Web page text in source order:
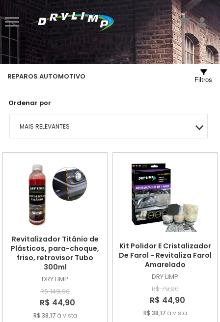
REPAROS AUTOMOTIVO
Ordenar por
MAIS RELEVANTES
MAIS VENDIDOS
MENOR PREÇO
MAIOR PREÇO
A - Z
Filtros
Revitalizador Titânio de
Plásticos, para-choque,
friso, retrovisor Tubo
300ml
DRY LIMP
R$ 149,90
R$ 44,90
R$ 38,17 à vista
Kit Polidor E Cristalizador
De Farol - Revitaliza Farol
Amarelado
DRY LIMP
R$ 79,90
R$ 44,90
R$ 38,17 à vista